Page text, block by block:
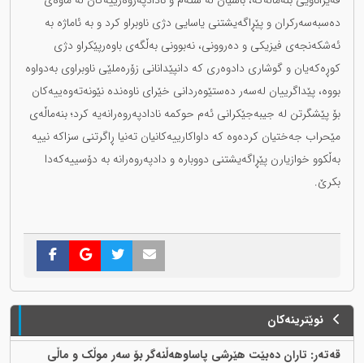
دەسبەسەرکران و پێڕاگەیشتنی یاسایی دژی ناوبراو کرد و بە ئاماژە بە
ئەشکەنجەی فیزیکی و دەروونی، نەبوونی بەڵگەی باوەرپێكراو دژی
کوڕەکەیان و گوشاری دادوەری کە دانپێدانانی زۆرەملێی ناوبراوی بەدواوە
بووە، پێداگرییان لەسەر دەستێوەردانی خێرای ناوەندە نێونەتەوەییەکان
بۆ پێشگرتن لە جیبەجێکرانی ئەم حوکمە نادادپەروەرانەیە کرد؛ بنەماڵەی
مێحراب جەختیان کردەوە کە داواکارییەکانیان تەنیا ڕاگرتنی سزاکە نییە
بەڵکوو خوازیارن پێڕاگەیشتنی دووبارە و دادپەروەرانە بە دۆسییەکەدا
بکرێ.
نوێترینەکان
قەتەر: تاران دەبێت هێرشی پاساوهەڵنەگر بۆ سەر موڵک و ماڵی